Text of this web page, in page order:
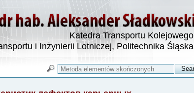
Katedra Transportu Kolejowego
i Inżynierii Lotniczej, Politechnika Śląska